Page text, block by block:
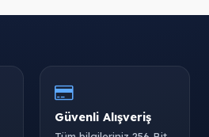
Güvenli Alışveriş